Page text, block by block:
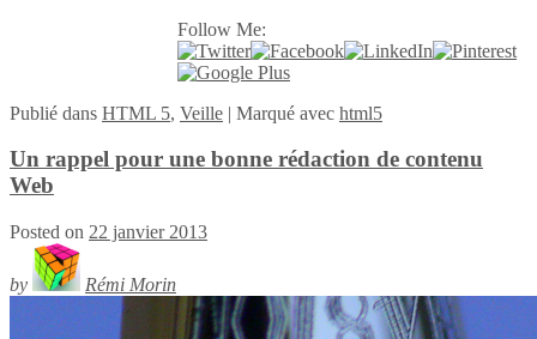
Follow Me:
Publié dans HTML 5, Veille | Marqué avec html5
Un rappel pour une bonne rédaction de contenu
Web
Posted on 22 janvier 2013
by Rémi Morin